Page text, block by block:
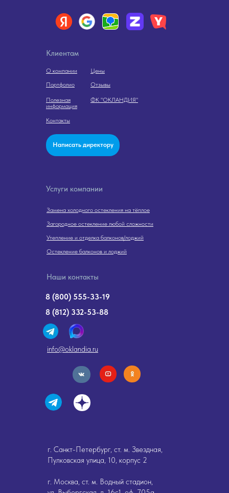
Замена холодного остекления на тёплое
Загородное остекление любой сложности
Утепление и отделка балконов/лоджий
Остекление балконов и лоджий
г. Санкт-Петербург, ст. м. Звездная,
Пулковская улица, 10, корпус 2
г. Москва, ст. м. Водный стадион,
Наши контакты
8 (800) 555-33-19
8 (812) 332-53-88
info@oklandia.ru
Услуги компании
Клиентам
Написать директору
О компании
Портфолио
Отзывы
Полезная
информация
ФК "ОКЛАНДИЯ"
Цены
Контакты